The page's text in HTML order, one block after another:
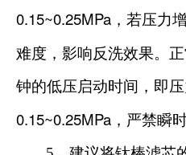
0.15~0.25MPa ，若压力
难度，影响反洗效果。
钟的低压启动时间，即
0.15~0.25MPa ，严禁瞬